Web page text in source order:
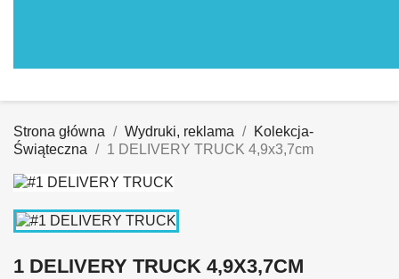
Strona główna Wydruki, reklama
Kolekcja-
Świąteczna
1 DELIVERY TRUCK 4,9x3,7cm
1 DELIVERY TRUCK 4,9X3,7CM